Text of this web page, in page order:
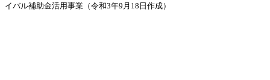
イバル補助金活用事業（令和3年9月18日作成）